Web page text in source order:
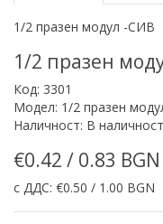
1/2 празен модул -СИВ
1/2 празен
Код: 3301
Модел: 1/2 празен
Наличност: В наличност
€0.42 / 0.83 BGN
с ДДС: €0.50 / 1.00 BGN